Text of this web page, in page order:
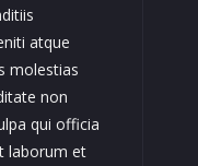
atque
molestias
non
qui officia
laborum et